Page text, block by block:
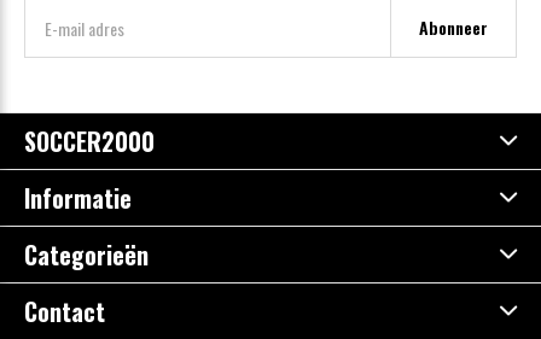
Abonneer
SOCCER2000
Informatie
Categorieën
Contact